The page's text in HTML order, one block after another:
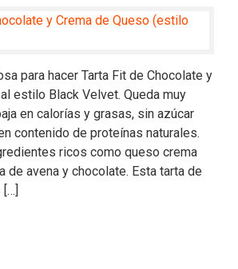
para hacer Tarta Fit de Chocolate y
estilo Black Velvet. Queda muy
en calorías y grasas, sin azúcar
contenido de proteínas naturales.
ricos como queso crema
de avena y chocolate. Esta tarta de
[…]